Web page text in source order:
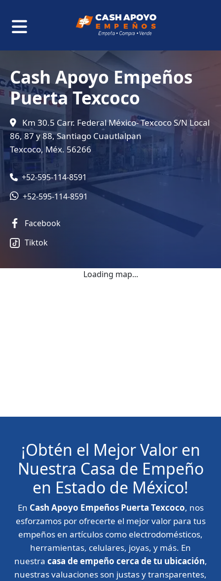
Cash Apoyo Empeños
Puerta Texcoco
Km 30.5 Carr. Federal México- Texcoco S/N Local
86, 87 y 88, Santiago Cuautlalpan
Texcoco, Méx. 56266
+52-595-114-8591
+52-595-114-8591
Facebook
Tiktok
Loading map...
¡Obtén el Mejor Valor en
Nuestra Casa de Empeño
en Estado de México!
En Cash Apoyo Empeños Puerta Texcoco, nos
esforzamos por ofrecerte el mejor valor para tus
empeños en artículos como electrodomésticos,
herramientas, celulares, joyas, y más. En
nuestra casa de empeño cerca de tu ubicación,
nuestras valuaciones son justas y transparentes,